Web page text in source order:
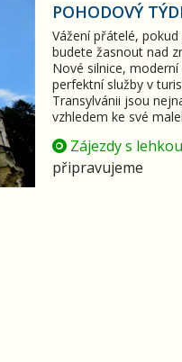
POHODOVÝ
Vážení přátelé,
budete žasnout nad
Nové silnice,
perfektní služby v
Transylvánii jsou
vzhledem ke své
Zájezdy s
připravujeme